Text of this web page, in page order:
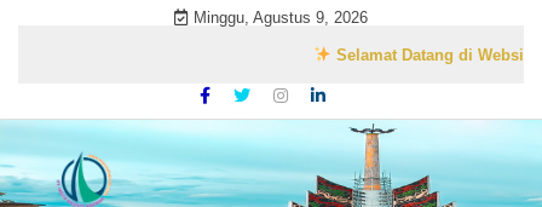
Minggu, Agustus 9, 2026
Selamat Datang di Website